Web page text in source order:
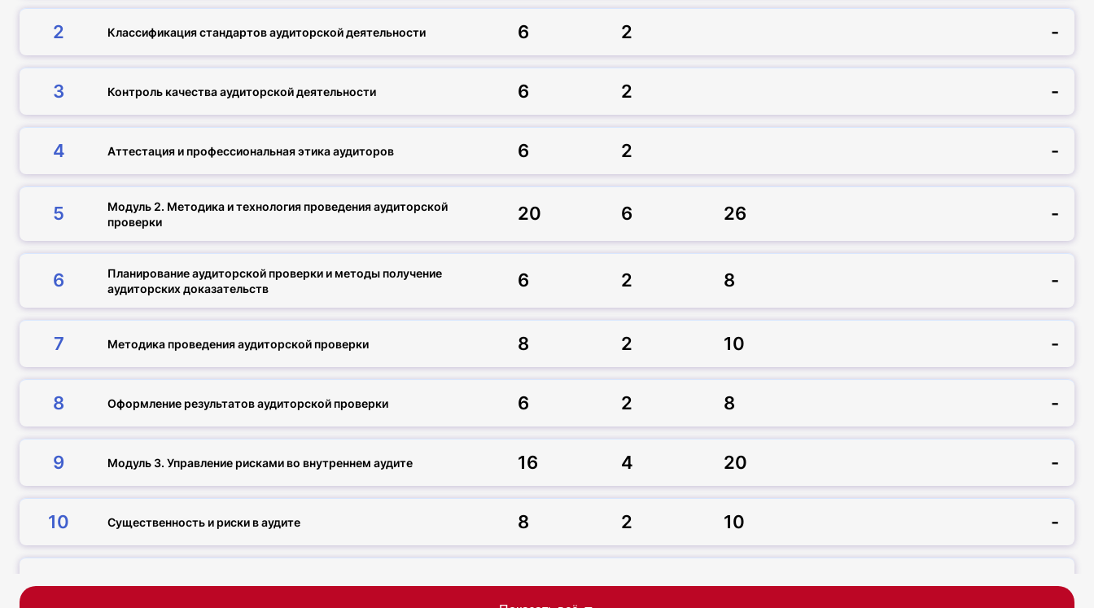
2 Классификация стандартов аудиторской деятельности 6 2 -
3 Контроль качества аудиторской деятельности 6 2 -
4 Аттестация и профессиональная этика аудиторов 6 2 -
5
Модуль 2. Методика и технология проведения аудиторской
проверки
20 6 26 -
6
Планирование аудиторской проверки и методы получение
аудиторских доказательств
6 2 8 -
7 Методика проведения аудиторской проверки 8 2 10 -
8 Оформление результатов аудиторской проверки 6 2 8 -
9 Модуль 3. Управление рисками во внутреннем аудите 16 4 20 -
10 Существенность и риски в аудите 8 2 10 -
11 8 2 10 -